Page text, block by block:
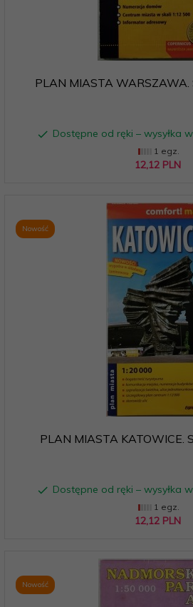
PLAN MIASTA
Dostępne od ręki – wysyłka
1 egz.
12,12 PLN
Nowość
PLAN MIASTA KATOWICE.
Dostępne od ręki – wysyłka
1 egz.
12,12 PLN
Nowość